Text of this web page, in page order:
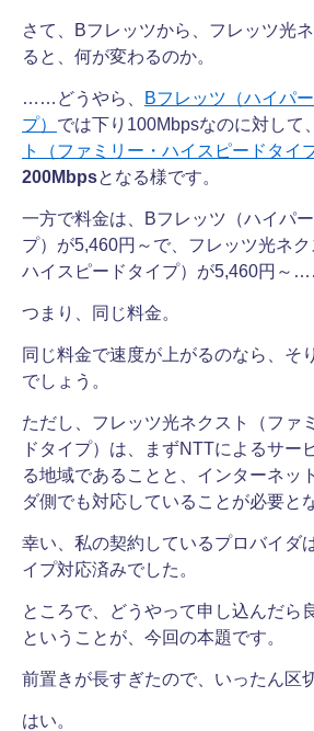
さて、Bフレッツから、フレッツ光
ると、何が変わるのか。
……どうやら、
Bフレッツ（ハイパ
プ） では下り100Mbpsなのに対して、
ト（ファミリー・ハイスピードタイ
200Mbpsとなる様です。
一方で料金は、Bフレッツ（ハイパ
プ）が5,460円～で、フレッツ光ネク
ハイスピードタイプ）が5,460円～
つまり、同じ料金。
同じ料金で速度が上がるのなら、そ
でしょう。
ただし、フレッツ光ネクスト（ファ
ドタイプ）は、まずNTTによるサー
る地域であることと、インターネッ
ダ側でも対応していることが必要と
幸い、私の契約しているプロバイダ
イプ対応済みでした。
ところで、どうやって申し込んだ
ということが、今回の本題です。
前置きが長すぎたので、いったん区
はい。